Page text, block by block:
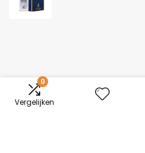
0
Vergelijken